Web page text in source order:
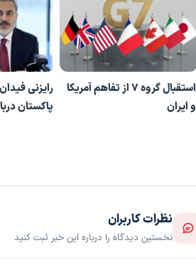
استقبال گروه ۷ از تفاهم آمریکا
و ایران
رایزنی
پاکستان
نظرات کاربران
نخستین دیدگاه را درباره این خبر ثبت کنید